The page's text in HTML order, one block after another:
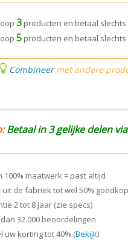
3 producten en betaal slechts
5 producten en betaal slechts
Combineermet andere
Betaal in 3 gelijke delen
100% maatwerk = past altijd
uit de fabriek tot wel 50%
2 tot 8 jaar (zie specs)
32.000 beoordelingen
uw korting tot 40% (Bekijk)